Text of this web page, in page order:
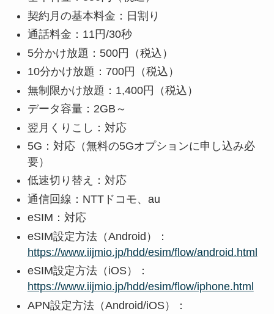
契約月の基本料金：日割り
通話料金：11円/30秒
5分かけ放題：500円（税込）
10分かけ放題：700円（税込）
無制限かけ放題：1,400円（税込）
データ容量：2GB～
翌月くりこし：対応
5G：対応（無料の5Gオプションに申し込み必
要）
低速切り替え：対応
通信回線：NTTドコモ、au
eSIM：対応
eSIM設定方法（Android）：
https://www.iijmio.jp/hdd/esim/flow/android.html
eSIM設定方法（iOS）：
https://www.iijmio.jp/hdd/esim/flow/iphone.html
APN設定方法（Android/iOS）：